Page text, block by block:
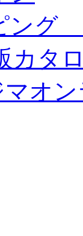
ング
カタ
マオ